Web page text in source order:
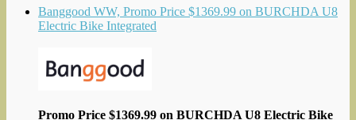
Banggood WW, Promo Price $1369.99 on BURCHDA U8
Electric Bike Integrated
Promo Price $1369.99 on BURCHDA U8 Electric Bike